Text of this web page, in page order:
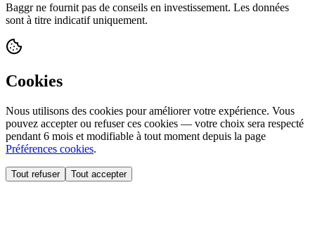
Baggr ne fournit pas de conseils en investissement. Les données
sont à titre indicatif uniquement.
Cookies
Nous utilisons des cookies pour améliorer votre expérience. Vous
pouvez accepter ou refuser ces cookies — votre choix sera respecté
pendant 6 mois et modifiable à tout moment depuis la page
Préférences cookies.
Tout refuser Tout accepter